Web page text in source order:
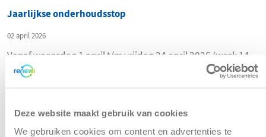
Deze website maakt gebruik van cookies
We gebruiken cookies om content en advertenties te
Jaarlijkse onderhoudsstop
02 april 2026
Vanaf woensdag 1 april t/m vrijdag 24 april 2026 (week 14
t/m week 17) vindt de jaarlijkse onderhoudsstop plaats bij